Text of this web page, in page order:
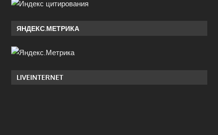
ЯНДЕКС.МЕТРИКА
LIVEINTERNET